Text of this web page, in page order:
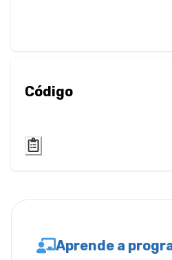
Contraste
Rotación de
Invertir
Código
Aprende a